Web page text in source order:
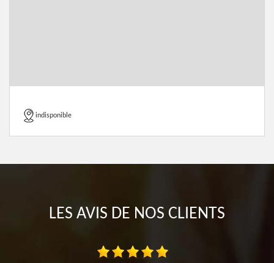
indisponible
LES AVIS DE NOS CLIENTS